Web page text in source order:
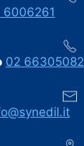
6006261
02 66305082